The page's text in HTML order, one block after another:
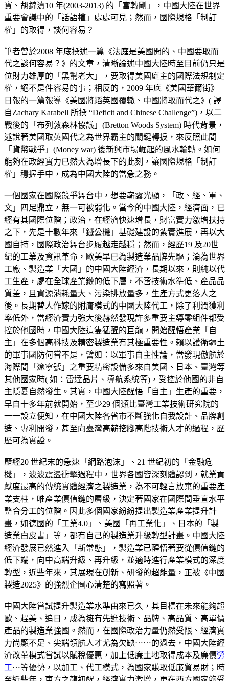
寶、胡錦濤10 年(2003-2013) 的「富轉剛」，中國大陸在世界
重要會議中的「話語權」處處可見；然而，國際規格「制訂
權」的取得，談何容易？
筆者曾於2008 年底撰述一篇《法庭是美國開的、中國要取而
代之談何容易？》的文章，清晰論述中國大陸時至目前仍只是
位財力雄厚的「黑幫老大」，要取得美國庭主的國際法規制定
權，絕不是件容易的事；相反的，2009 年底《美國華爾街》
日報的一篇報導《美國將蹈英國覆轍、中國將取而代之》( 譯
自Zachary Karabell 所撰 “Deficit and Chinese Challenge”)，以二
戰後的「布列敦森林協議」(Bretton Woods System) 時代背景，
述說著美國取英國代之為世界霸主的關鍵轉捩，來反照此間
「貨幣戰爭」(Money war) 後新興市場崛起的風水輪轉。如何
能夠在政經實力已然大為增長下的此刻，讓國際規格「制訂
權」穩握手中，成為中國大陸的當急之務。
一個國家在國際競爭舞台中，想要嶄露光顯，「政、經、軍、
文」四足鼎立，無一可被弱化。當今的中國大陸，經濟面，已
經有其國際位階；政治，在經濟快速增長，財富實力激增扶持
之下，先是十數年來「鐵公機」基礎建設的紮實進展，再以大
國自持，國際政治舞台步履越走越穩；然而，經歷19 及20世
紀的工業及資訊革命，歐美早已為製造業品牌先驅；淪為世界
工廠、製造業「大國」的中國大陸經濟，長期以來，則純以代
工生產，處在全球產業鏈的低下層，不啻技術水準低、產品品
質差，且資源消耗量大、污染排放量多，生產方式更落人之
後。長期替人作嫁的附庸模式的中國大陸代工，除了利潤獲利
率低外，當經濟實力強大後赫然發現許多重要主導零組件都受
控於他國時，中國大陸這隻猛醒的巨龍，開始醒悟產業「自
主」在多個高科技及精密製造業有其極重要性。賴以護衛疆土
的軍事國防何嘗不是，譬如：以軍事自主性論，當發現傲航於
海際間「遼寧號」之重要精密設備多來自美國、日本、臺灣等
其他國家時( 如：雷達晶片、導航系統等)，受控於他國的非自
主隱憂自然發生。其實，中國大陸醒悟「自主」生產的重要，
早自十多年前就開始，至少29 個類比臺灣工業技術研究院的
一一設立便知，在中國大陸各省市不斷強化自我設計、品牌創
造、專利開發，甚至向臺灣高薪挖腳高階技術人才的過程，歷
歷可為實證。
歷經20 世紀末的急速「網路泡沫」、21 世紀初的「金融危
機」，波波震盪衝擊過程中，世界各國皆深刻體認到，就業貢
獻度最高的傳統實體經濟之製造業，為不可輕言放棄的重要產
業支柱，唯產業價值鏈的層級，決定著國家在國際間垂直水平
整合分工的位階。因此多個國家紛紛提出製造業產業提升計
畫，如德國的「工業4.0」、美國「再工業化」、日本的「製
造業白皮書」等，都有自己的製造業升級轉型計畫。中國大陸
經濟發展已然進入「新常態」，製造業已醒悟著要從價值鏈的
低下端，向中高端升級、再升級，並適時進行產業模式的深度
轉型，近些年來，其展現在創新、研發的超能量，正被《中國
製造2025》的強烈企圖心清楚的寫照著。
中國大陸嘗試提升製造業水準由來已久，其目標在未來能夠超
歐、趕美、追日，成為擁有先進技術、品牌、高品質、高單價
產品的製造業強國。然而，在國際政治力量仍然受限、經濟實
力尚顯不足、尖端領航人才尤為欠缺⋯⋯的過去，中國大陸經
濟改革模式嘗試以賦稅優惠，加上低廉土地取得成本及廉價勞
工⋯等優勢，以加工、代工模式，為國家賺取低廉貿易財；時